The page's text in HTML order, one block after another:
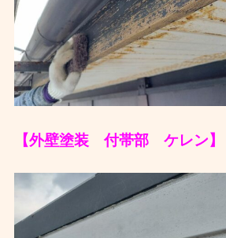
【外壁塗装 付帯部 ケレン】